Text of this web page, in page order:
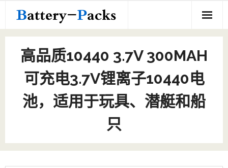
content
Home
18650定制电池组
定制电池组
- 18650定制电池组
- 10440定制电池组
关于我们
高品质10440 3.7V 300MAH
可充电3.7V锂离子10440电
池，适用于玩具、潜艇和船
只